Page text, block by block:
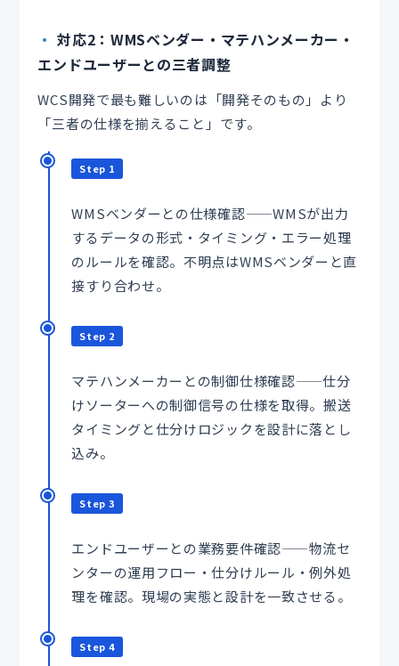
対応2：WMSベンダー・マテハンメーカー・
エンドユーザーとの三者調整
WCS開発で最も難しいのは「開発そのもの」より
「三者の仕様を揃えること」です。
Step 1
WMSベンダーとの仕様確認——WMSが出力
するデータの形式・タイミング・エラー処理
のルールを確認。不明点はWMSベンダーと直
接すり合わせ。
Step 2
マテハンメーカーとの制御仕様確認——仕分
けソーターへの制御信号の仕様を取得。搬送
タイミングと仕分けロジックを設計に落とし
込み。
Step 3
エンドユーザーとの業務要件確認——物流セ
ンターの運用フロー・仕分けルール・例外処
理を確認。現場の実態と設計を一致させる。
Step 4